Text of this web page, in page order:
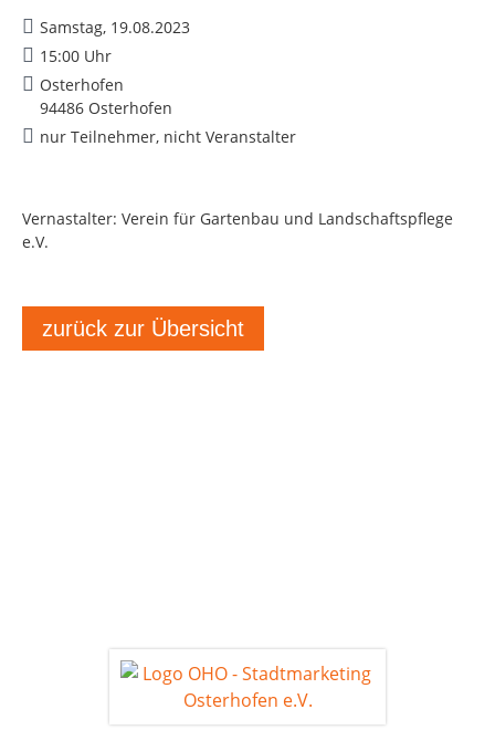
Samstag, 19.08.2023
15:00 Uhr
Osterhofen
94486 Osterhofen
nur Teilnehmer, nicht Veranstalter
Vernastalter: Verein für Gartenbau und Landschaftspflege
e.V.
zurück zur Übersicht